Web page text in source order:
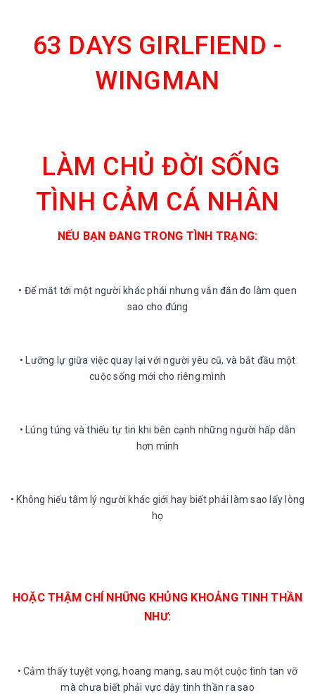
63 DAYS GIRLFIEND -
WINGMAN
LÀM CHỦ ĐỜI SỐNG
TÌNH CẢM CÁ NHÂN
NẾU BẠN ĐANG TRONG TÌNH TRẠNG:
• Để mắt tới một người khác phái nhưng vẫn đắn đo làm quen
sao cho đúng
• Lưỡng lự giữa việc quay lại với người yêu cũ, và bắt đầu một
cuộc sống mới cho riêng mình
• Lúng túng và thiếu tự tin khi bên cạnh những người hấp dẫn
hơn mình
• Không hiểu tâm lý người khác giới hay biết phải làm sao lấy lòng
họ
HOẶC THẬM CHÍ NHỮNG KHỦNG KHOẢNG TINH THẦN
NHƯ:
• Cảm thấy tuyệt vọng, hoang mang, sau một cuộc tình tan vỡ
mà chưa biết phải vực dậy tinh thần ra sao